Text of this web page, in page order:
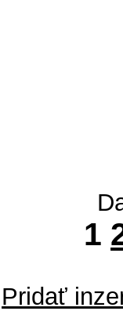
1
Pridať